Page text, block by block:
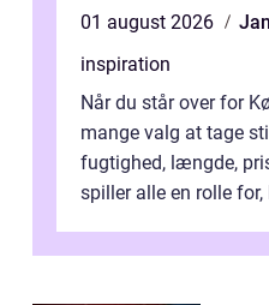
01 august 2026
inspiration
Når du står over for
mange valg at tage
fugtighed, længde,
spiller alle en rolle